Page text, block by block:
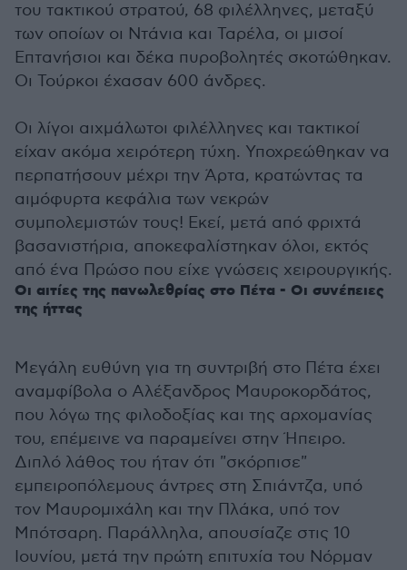
του τακτικού στρατού, 68 φιλέλληνες, μεταξύ
των οποίων οι Ντάνια και Ταρέλα, οι μισοί
Επτανήσιοι και δέκα πυροβολητές σκοτώθηκαν.
Οι Τούρκοι έχασαν 600 άνδρες.
Οι λίγοι αιχμάλωτοι φιλέλληνες και τακτικοί
είχαν ακόμα χειρότερη τύχη. Υποχρεώθηκαν να
περπατήσουν μέχρι την Άρτα, κρατώντας τα
αιμόφυρτα κεφάλια των νεκρών
συμπολεμιστών τους! Εκεί, μετά από φριχτά
βασανιστήρια, αποκεφαλίστηκαν όλοι, εκτός
από ένα Πρώσο που είχε γνώσεις χειρουργικής.
Οι αιτίες της πανωλεθρίας στο Πέτα - Οι συνέπειες
της ήττας
Μεγάλη ευθύνη για τη συντριβή στο Πέτα έχει
αναμφίβολα ο Αλέξανδρος Μαυροκορδάτος,
που λόγω της φιλοδοξίας και της αρχομανίας
του, επέμεινε να παραμείνει στην Ήπειρο.
Διπλό λάθος του ήταν ότι "σκόρπισε"
εμπειροπόλεμους άντρες στη Σπιάντζα, υπό
τον Μαυρομιχάλη και την Πλάκα, υπό τον
Μπότσαρη. Παράλληλα, απουσίαζε στις 10
Ιουνίου, μετά την πρώτη επιτυχία του Νόρμαν